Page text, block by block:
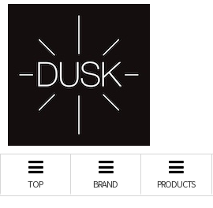
TOP BRAND PRODUCTS